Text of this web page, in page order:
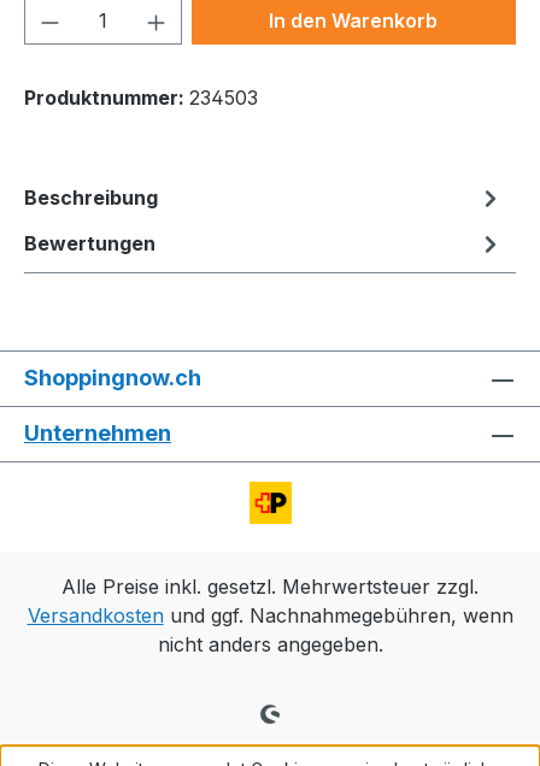
Produkt Anzahl: Gib denIn den Warenkorb
Produktnummer: 234503
Beschreibung
Bewertungen
Shoppingnow.ch
Unternehmen
Alle Preise inkl. gesetzl. Mehrwertsteuer zzgl.
Versandkostenund ggf. Nachnahmegebühren, wenn
nicht anders angegeben.